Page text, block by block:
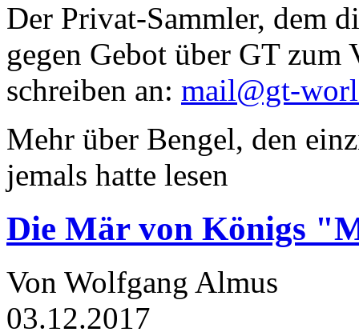
Der Privat-Sammler, dem
gegen Gebot über GT zum
schreiben an: mail@gt-
Mehr über Bengel, den
jemals hatte lesen
Die Mär von Königs
Von Wolfgang Almus
03.12.2017